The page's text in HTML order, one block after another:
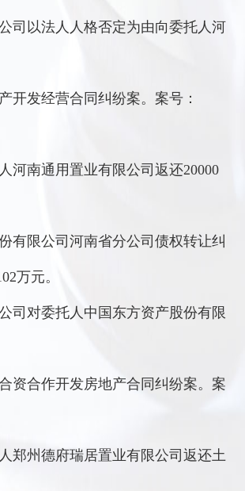
司以法人人格否定为由向委托人河
开发经营合同纠纷案。案号：
河南通用置业有限公司返还20000
有限公司河南省分公司债权转让纠
万元。
司对委托人中国东方资产股份有限
资合作开发房地产合同纠纷案。案
郑州德府瑞居置业有限公司返还土